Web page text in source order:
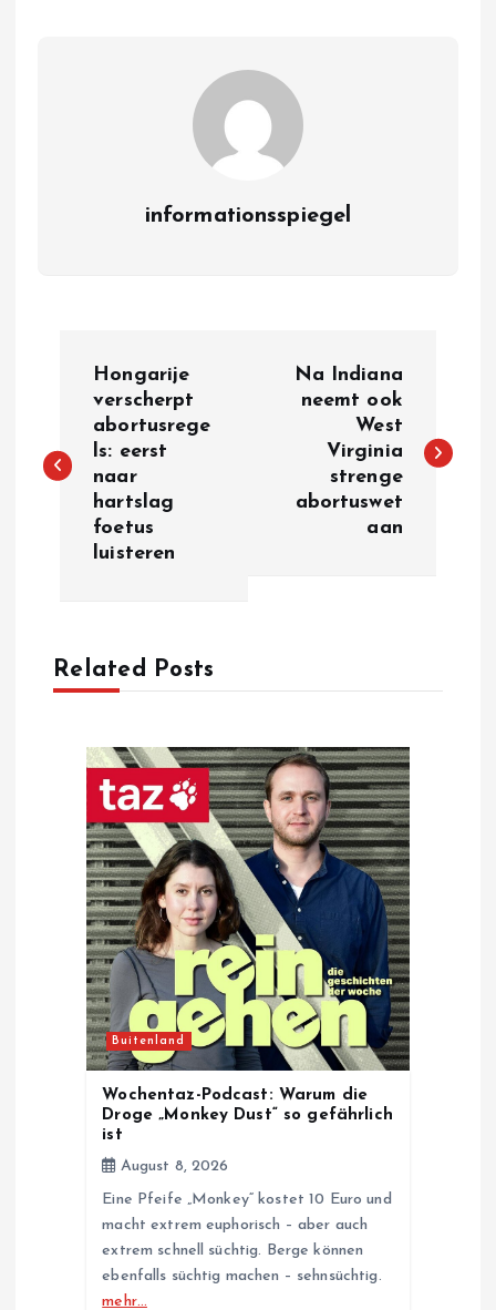
informationsspiegel
s
v
Hongarije
verscherpt
abortusrege
ls: eerst
naar
hartslag
foetus
luisteren
Na Indiana
neemt ook
West
Virginia
strenge
abortuswet
aan
Related Posts
Buitenland
Wochentaz-Podcast: Warum die
Droge „Monkey Dust“ so gefährlich
ist
August 8, 2026
Eine Pfeife „Monkey“ kostet 10 Euro und
macht extrem euphorisch – aber auch
extrem schnell süchtig. Berge können
ebenfalls süchtig machen – sehnsüchtig.
mehr…